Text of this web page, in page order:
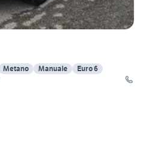
Metano Manuale
Euro 6